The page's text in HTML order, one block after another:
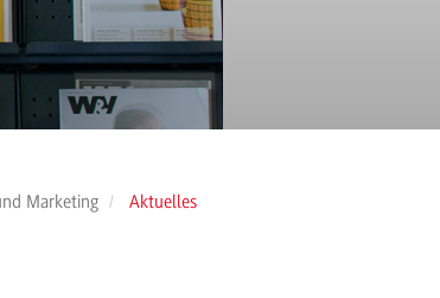
Marketing Aktuelles